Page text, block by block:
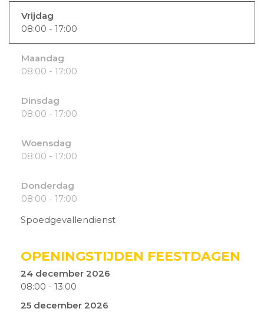
Vrijdag
08:00 - 17:00
Maandag
08:00 - 17:00
Dinsdag
08:00 - 17:00
Woensdag
08:00 - 17:00
Donderdag
08:00 - 17:00
Spoedgevallendienst
OPENINGSTIJDEN FEESTDAGEN
24 december 2026
08:00 - 13:00
25 december 2026